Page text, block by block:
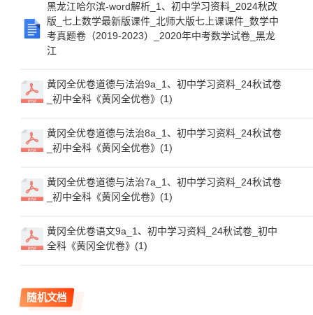
黑龙江哈尔滨-word解析_1、初中学习资料_2024秋改
版_七上数学最新版课件_北师大版七上课课件_数学中
考真题卷（2019-2023）_2020年中考数学试卷_黑龙
江
黄冈全优卷道德与法治9a_1、初中学习资料_24秋试卷
_初中全科《黄冈全优卷》(1)
黄冈全优卷道德与法治8a_1、初中学习资料_24秋试卷
_初中全科《黄冈全优卷》(1)
黄冈全优卷道德与法治7a_1、初中学习资料_24秋试卷
_初中全科《黄冈全优卷》(1)
黄冈全优卷语文9a_1、初中学习资料_24秋试卷_初中
全科《黄冈全优卷》(1)
随机文档